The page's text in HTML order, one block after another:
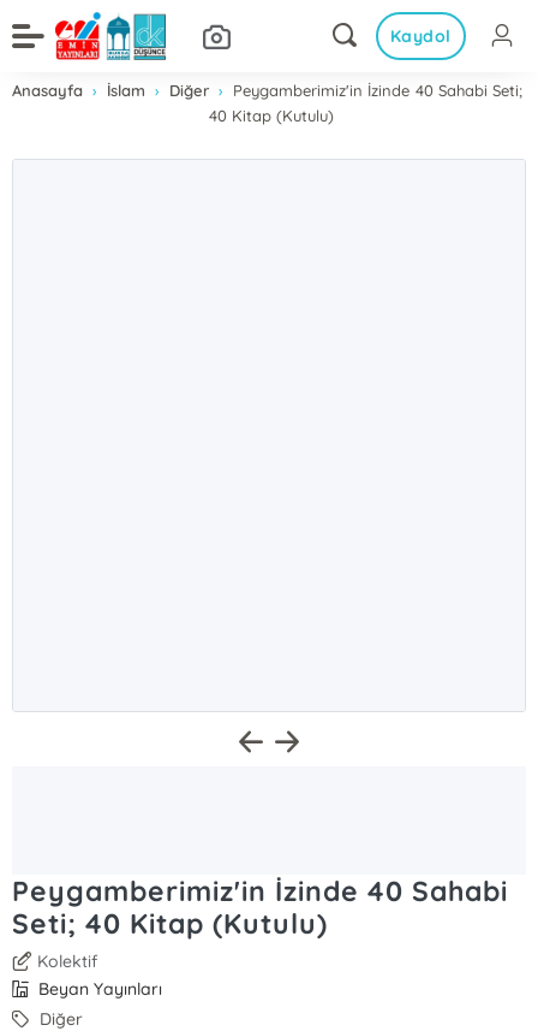
Kaydol
Anasayfa İslam Diğer
Peygamberimiz'in İzinde 40 Sahabi Seti;
40 Kitap (Kutulu)
Peygamberimiz'in İzinde 40 Sahabi
Seti; 40 Kitap (Kutulu)
Kolektif
Beyan Yayınları
Diğer